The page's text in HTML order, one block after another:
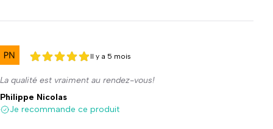
5 sur 5
5 sur 5
Il y a 5 mois
La qualité est vraiment au rendez-vous!
Philippe Nicolas
Je recommande ce produit